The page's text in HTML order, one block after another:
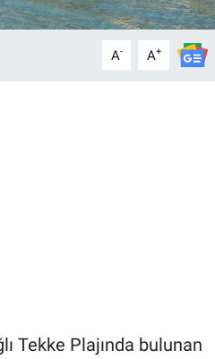
A- A+
Tekke Plajında bulunan